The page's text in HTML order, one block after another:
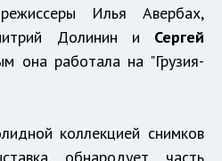
Илья Авербах,
Долинин и Сергей
она работала на "Грузия-
коллекцией снимков
обнародует часть